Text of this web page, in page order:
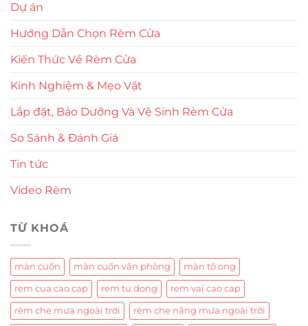
Dự án
Hướng Dẫn Chọn Rèm Cửa
Kiến Thức Về Rèm Cửa
Kinh Nghiệm & Mẹo Vặt
Lắp đặt, Bảo Dưỡng Và Vệ Sinh Rèm Cửa
So Sánh & Đánh Giá
Tin tức
Video Rèm
TỪ KHOÁ
màn cuốn màn cuốn văn phòng màn tổ ong
rem cua cao cap rem tu dong rem vai cao cap
rèm che mưa ngoài trời rèm che nắng mưa ngoài trời